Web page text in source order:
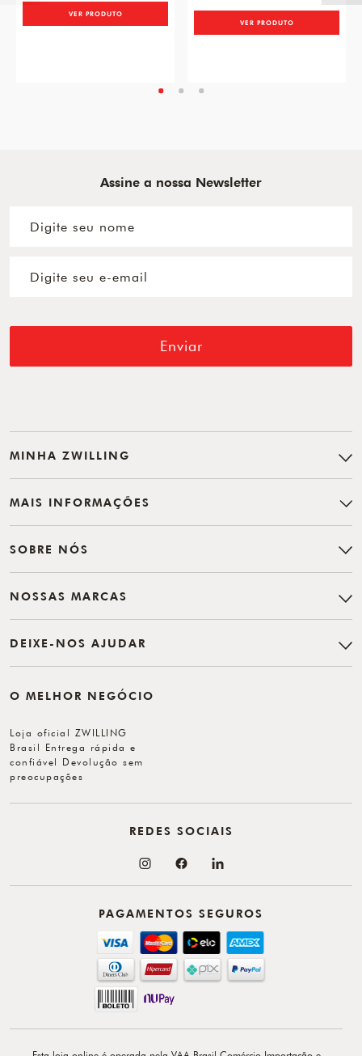
VER PRODUTO
VER PRODUTO
Assine a nossa Newsletter
Enviar
MINHA ZWILLING
MAIS INFORMAÇÕES
SOBRE NÓS
NOSSAS MARCAS
DEIXE-NOS AJUDAR
O MELHOR NEGÓCIO
Loja oficial ZWILLING
Brasil Entrega rápida e
confiável Devolução sem
preocupações
PAGAMENTOS SEGUROS
REDES SOCIAIS